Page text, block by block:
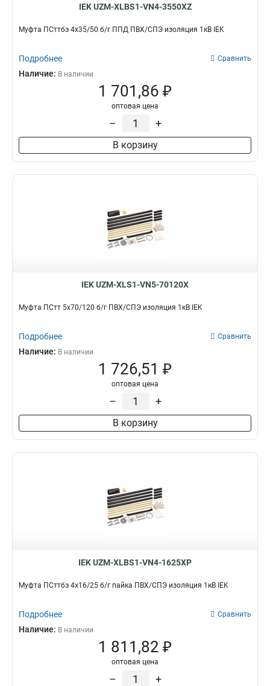
IEK UZM-XLBS1-VN4-3550XZ
Муфта ПСттбэ 4х35/50 б/г ППД ПВХ/СПЭ изоляция 1кВ IEK
Подробнее Сравнить
Наличие: В наличии
1 701,86 ₽
оптовая цена
– +
В корзину
IEK UZM-XLS1-VN5-70120X
Муфта ПСтт 5х70/120 б/г ПВХ/СПЭ изоляция 1кВ IEK
Подробнее Сравнить
Наличие: В наличии
1 726,51 ₽
оптовая цена
– +
В корзину
IEK UZM-XLBS1-VN4-1625XP
Муфта ПСттбэ 4х16/25 б/г пайка ПВХ/СПЭ изоляция 1кВ IEK
Подробнее Сравнить
Наличие: В наличии
1 811,82 ₽
оптовая цена
– +